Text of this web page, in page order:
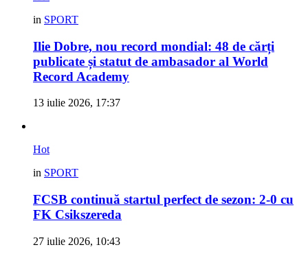
in SPORT
Ilie Dobre, nou record mondial: 48 de cărți
publicate și statut de ambasador al World
Record Academy
13 iulie 2026, 17:37
Hot
in SPORT
FCSB continuă startul perfect de sezon: 2-0 cu
FK Csikszereda
27 iulie 2026, 10:43